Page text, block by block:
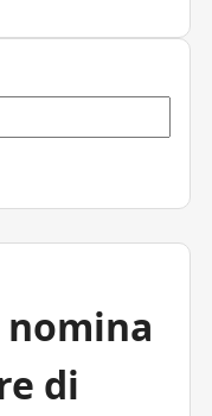
nomina
di